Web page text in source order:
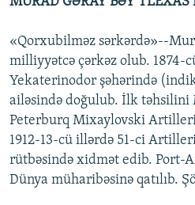
«Qorxubilməz sərkərdə»--
milliyyətcə çərkəz olub. 1874-
Yekaterinodor şəhərində
ailəsində doğulub. İlk təhsilini
Peterburq Mixaylovski
1912-13-cü illərdə 51-ci
rütbəsində xidmət edib. Port-
Dünya müharibəsinə qatılıb.